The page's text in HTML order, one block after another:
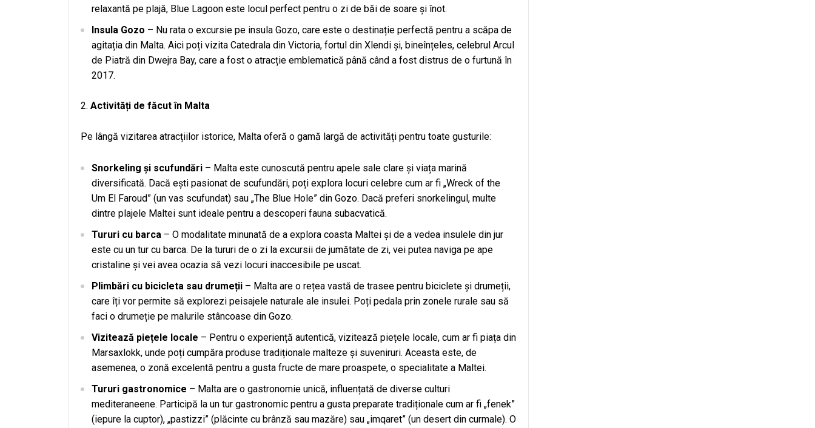
relaxantă pe plajă, Blue Lagoon este locul perfect pentru o zi de băi de soare și înot.
Insula Gozo – Nu rata o excursie pe insula Gozo, care este o destinație perfectă pentru a scăpa de
agitația din Malta. Aici poți vizita Catedrala din Victoria, fortul din Xlendi și, bineînțeles, celebrul Arcul
de Piatră din Dwejra Bay, care a fost o atracție emblematică până când a fost distrus de o furtună în
2017.
Activități de făcut în Malta
Pe lângă vizitarea atracțiilor istorice, Malta oferă o gamă largă de activități pentru toate gusturile:
Snorkeling și scufundări – Malta este cunoscută pentru apele sale clare și viața marină
diversificată. Dacă ești pasionat de scufundări, poți explora locuri celebre cum ar fi „Wreck of the
Um El Faroud” (un vas scufundat) sau „The Blue Hole” din Gozo. Dacă preferi snorkelingul, multe
dintre plajele Maltei sunt ideale pentru a descoperi fauna subacvatică.
Tururi cu barca – O modalitate minunată de a explora coasta Maltei și de a vedea insulele din jur
este cu un tur cu barca. De la tururi de o zi la excursii de jumătate de zi, vei putea naviga pe ape
cristaline și vei avea ocazia să vezi locuri inaccesibile pe uscat.
Plimbări cu bicicleta sau drumeții – Malta are o rețea vastă de trasee pentru biciclete și drumeții,
care îți vor permite să explorezi peisajele naturale ale insulei. Poți pedala prin zonele rurale sau să
faci o drumeție pe malurile stâncoase din Gozo.
Vizitează piețele locale – Pentru o experiență autentică, vizitează piețele locale, cum ar fi piața din
Marsaxlokk, unde poți cumpăra produse tradiționale malteze și suveniruri. Aceasta este, de
asemenea, o zonă excelentă pentru a gusta fructe de mare proaspete, o specialitate a Maltei.
Tururi gastronomice – Malta are o gastronomie unică, influențată de diverse culturi
mediteraneene. Participă la un tur gastronomic pentru a gusta preparate tradiționale cum ar fi „fenek”
(iepure la cuptor), „pastizzi” (plăcinte cu brânză sau mazăre) sau „imqaret” (un desert din curmale). O